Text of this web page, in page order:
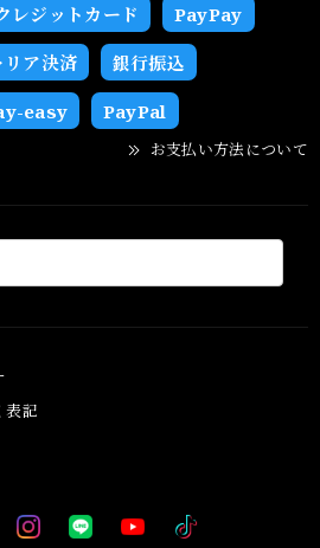
レジットカード PayPay
リア決済 銀行振込
easy PayPal
お支払い方法について
表記